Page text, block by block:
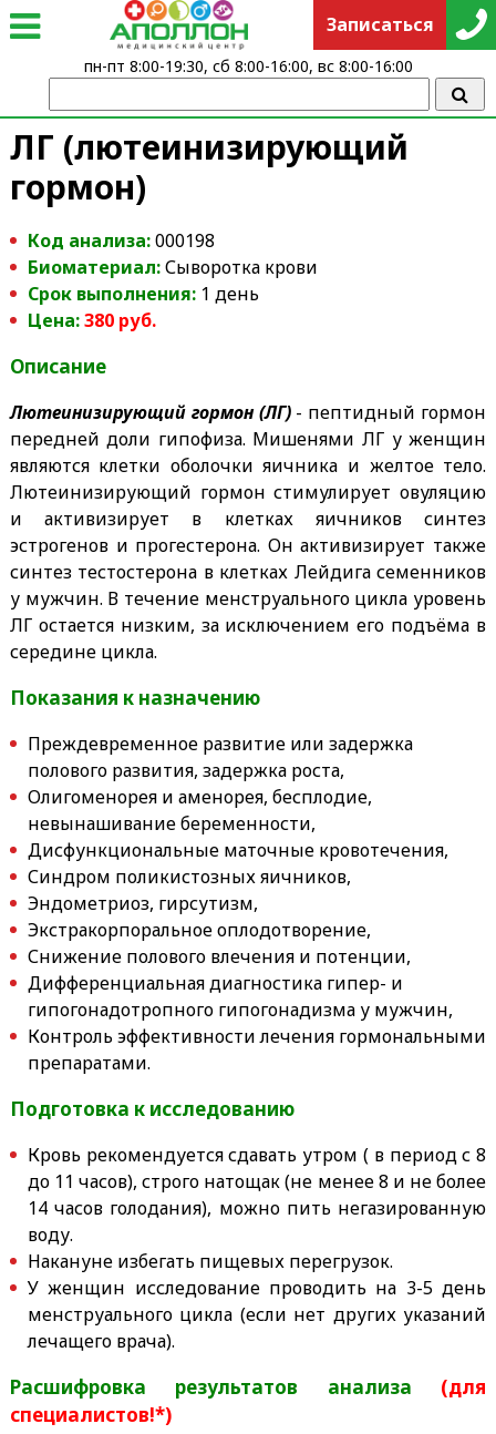
ЛГ (лютеинизирующий
гормон)
Код анализа:000198
Биоматериал:Сыворотка крови
Срок выполнения:1 день
Цена:380 руб.
Описание
Лютеинизирующий гормон (ЛГ)- пептидный гормон
передней доли гипофиза. Мишенями ЛГ у женщин
являются клетки оболочки яичника и желтое тело.
Лютеинизирующий гормон стимулирует овуляцию
и активизирует в клетках яичников синтез
эстрогенов и прогестерона. Он активизирует также
синтез тестостерона в клетках Лейдига семенников
у мужчин. В течение менструального цикла уровень
ЛГ остается низким, за исключением его подъёма в
середине цикла.
Показания к назначению
Преждевременное развитие или задержка
полового развития, задержка роста,
Олигоменорея и аменорея, бесплодие,
невынашивание беременности,
Дисфункциональные маточные кровотечения,
Синдром поликистозных яичников,
Эндометриоз, гирсутизм,
Экстракорпоральное оплодотворение,
Снижение полового влечения и потенции,
Дифференциальная диагностика гипер- и
гипогонадотропного гипогонадизма у мужчин,
Контроль эффективности лечения гормональными
препаратами.
Подготовка к исследованию
Кровь рекомендуется сдавать утром ( в период с 8
до 11 часов), строго натощак (не менее 8 и не более
14 часов голодания), можно пить негазированную
воду.
Накануне избегать пищевых перегрузок.
У женщин исследование проводить на 3-5 день
менструального цикла (если нет других указаний
лечащего врача).
Расшифровка результатов анализа (для
специалистов!*)
Записаться
пн-пт 8:00-19:30, сб 8:00-16:00, вс 8:00-16:00